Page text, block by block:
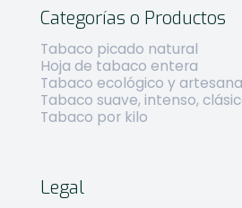
Categorías o Productos
Tabaco picado natural
Hoja de tabaco entera
Tabaco ecológico y
Tabaco suave, intenso,
Tabaco por kilo
Legal